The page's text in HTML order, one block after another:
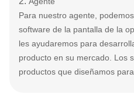
Para nuestro agente,
software de la pantalla de la
les ayudaremos para
producto en su mercado. Los
productos que diseñamos